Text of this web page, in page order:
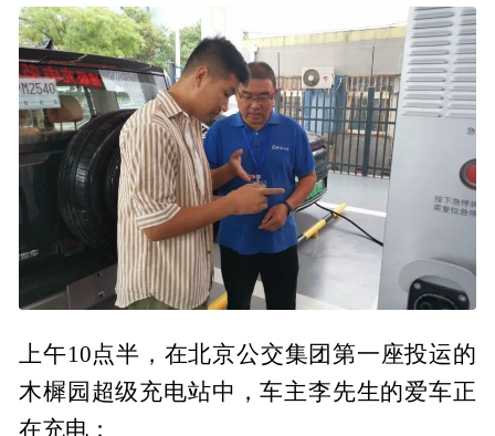
上午10点半，在北京公交集团第一座投运的
木樨园超级充电站中，车主李先生的爱车正
在充电：